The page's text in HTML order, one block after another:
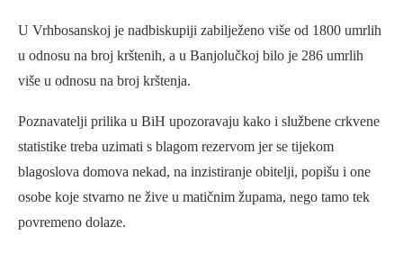
U Vrhbosanskoj je nadbiskupiji zabilježeno više od 1800 umrlih
u odnosu na broj krštenih, a u Banjolučkoj bilo je 286 umrlih
više u odnosu na broj krštenja.
Poznavatelji prilika u BiH upozoravaju kako i službene crkvene
statistike treba uzimati s blagom rezervom jer se tijekom
blagoslova domova nekad, na inzistiranje obitelji, popišu i one
osobe koje stvarno ne žive u matičnim župama, nego tamo tek
povremeno dolaze.